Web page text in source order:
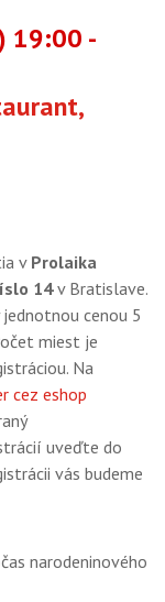
19:00 -
v Prolaika
14v Bratislave.
cenou 5
miest je
Na
cez eshop
uveďte do
vás budeme
narodeninového